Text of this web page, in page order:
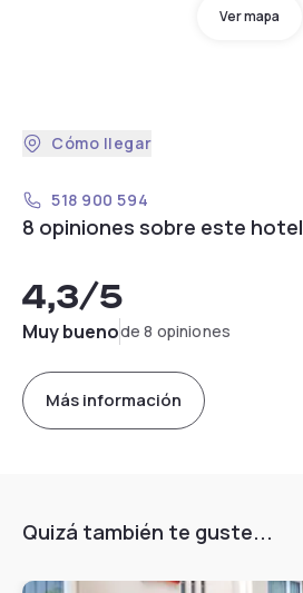
Ver mapa
Cómo llegar
518 900 594
8 opiniones sobre este hotel
4,3/5
Muy buenode 8 opiniones
Más información
Quizá también te guste...